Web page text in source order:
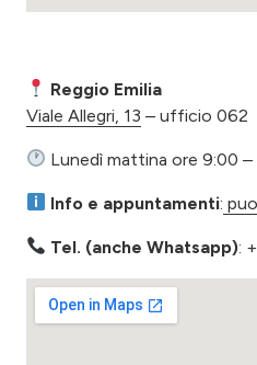
Reggio Emilia
Viale Allegri, 13 – ufficio 062
Lunedì mattina ore 9:00 –
​ Info e appuntamenti:
​ Tel. (anche Whatsapp):